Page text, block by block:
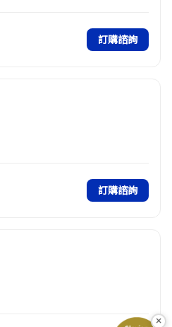
訂購諮詢
訂購諮詢
×